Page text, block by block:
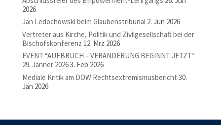
2026
Jan Ledochowski beim Glaubenstribunal 2. Jun 2026
Vertreter aus Kirche, Politik und Zivilgesellschaft bei der
Bischofskonferenz 12. Mrz 2026
EVENT “AUFBRUCH – VERÄNDERUNG BEGINNT JETZT”
29. Jänner 20263. Feb 2026
Mediale Kritik am DÖW Rechtsextremismusbericht 30.
Jän 2026